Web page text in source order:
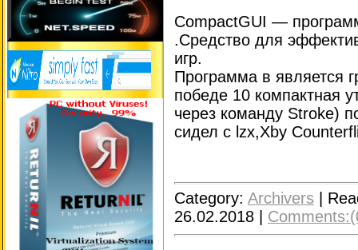
CompactGUI —
.Средство для
игр.
Программа в является
победе 10 компактная
через команду Stroke)
сидел с lzx,Xby
Category: Archivers |
26.02.2018 |